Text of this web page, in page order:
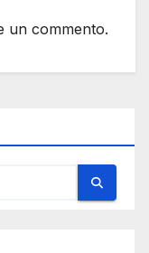
un commento.